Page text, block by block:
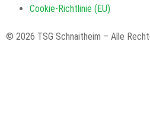
Cookie-Richtlinie (EU)
© 2026 TSG Schnaitheim – Alle